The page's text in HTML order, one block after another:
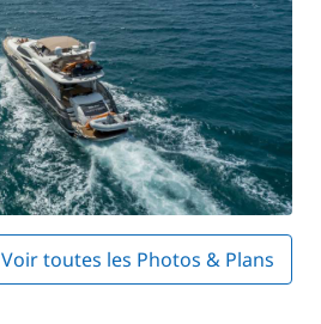
Voir toutes les Photos & Plans